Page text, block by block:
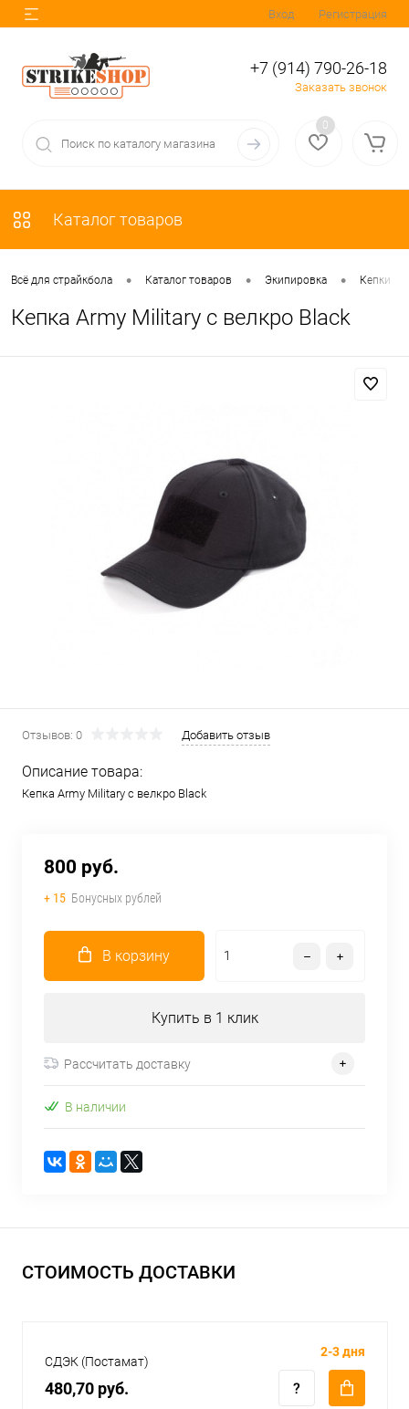
Вход Регистрация
+7 (914) 790-26-18
Заказать звонок
0
Каталог товаров
Всё для страйкбола • Каталог товаров • Экипировка • Кепки
Кепка Army Military с велкро Black
Отзывов: 0 Добавить отзыв
Описание товара:
Кепка Army Military с велкро Black
800 руб.
+ 15 Бонусных рублей
В корзину
Купить в 1 клик
Рассчитать доставку
В наличии
СТОИМОСТЬ ДОСТАВКИ
СДЭК (Постамат)
480,70 руб.
2-3 дня